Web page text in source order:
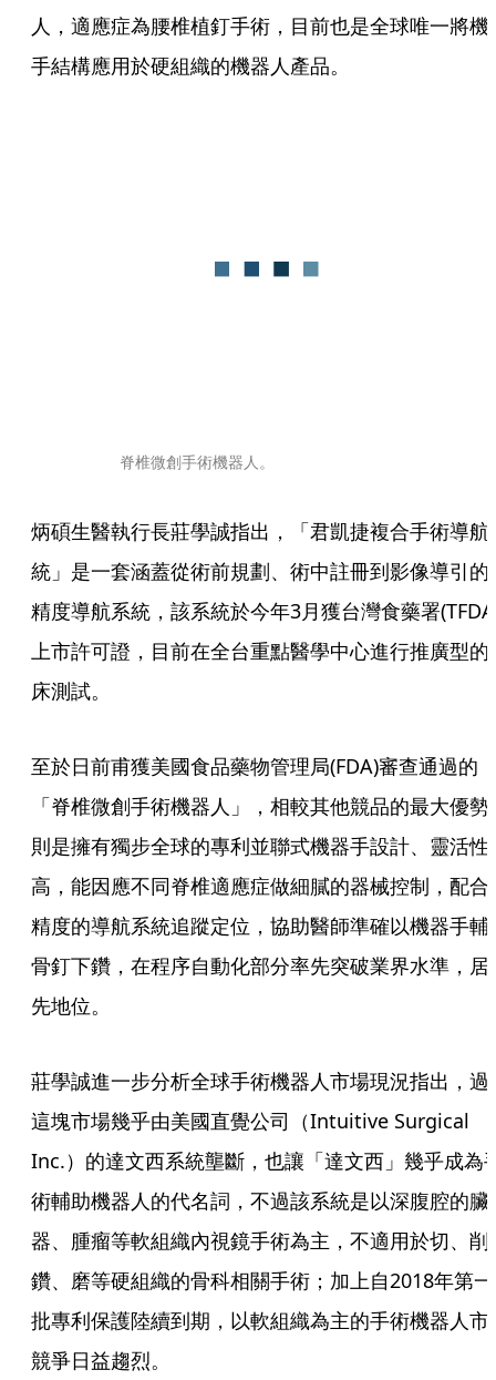
人，適應症為腰椎植釘手術，目前也是全球唯一將機
手結構應用於硬組織的機器人產品。
脊椎微創手術機器人。
炳碩生醫執行長莊學誠指出，「君凱捷複合手術導航
統」是一套涵蓋從術前規劃、術中註冊到影像導引的
精度導航系統，該系統於今年3月獲台灣食藥署
上市許可證，目前在全台重點醫學中心進行推廣型的
床測試。
至於日前甫獲美國食品藥物管理局(FDA)審查通過的
「脊椎微創手術機器人」，相較其他競品的最大優勢
則是擁有獨步全球的專利並聯式機器手設計、靈活性
高，能因應不同脊椎適應症做細膩的器械控制，配合
精度的導航系統追蹤定位，協助醫師準確以機器手輔
骨釘下鑽，在程序自動化部分率先突破業界水準，居
先地位。
莊學誠進一步分析全球手術機器人市場現況指出，過
這塊市場幾乎由美國直覺公司（Intuitive Surgical
Inc.）的達文西系統壟斷，也讓「達文西」幾乎成為
術輔助機器人的代名詞，不過該系統是以深腹腔的臟
器、腫瘤等軟組織內視鏡手術為主，不適用於切、削
鑽、磨等硬組織的骨科相關手術；加上自2018年第一
批專利保護陸續到期，以軟組織為主的手術機器人市
競爭日益趨烈。